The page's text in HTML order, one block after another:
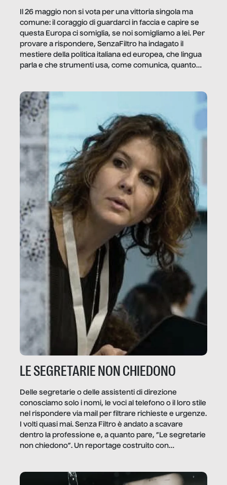
Il 26 maggio non si vota per una vittoria singola ma
comune: il coraggio di guardarci in faccia e capire se
questa Europa ci somiglia, se noi somigliamo a lei. Per
provare a rispondere, SenzaFiltro ha indagato il
mestiere della politica italiana ed europea, che lingua
parla e che strumenti usa, come comunica, quanto
LE SEGRETARIE NON CHIEDONO
Delle segretarie o delle assistenti di direzione
conosciamo solo i nomi, le voci al telefono o il loro stile
nel rispondere via mail per filtrare richieste e urgenze.
I volti quasi mai. Senza Filtro è andato a scavare
dentro la professione e, a quanto pare, “Le segretarie
non chiedono”. Un reportage costruito con